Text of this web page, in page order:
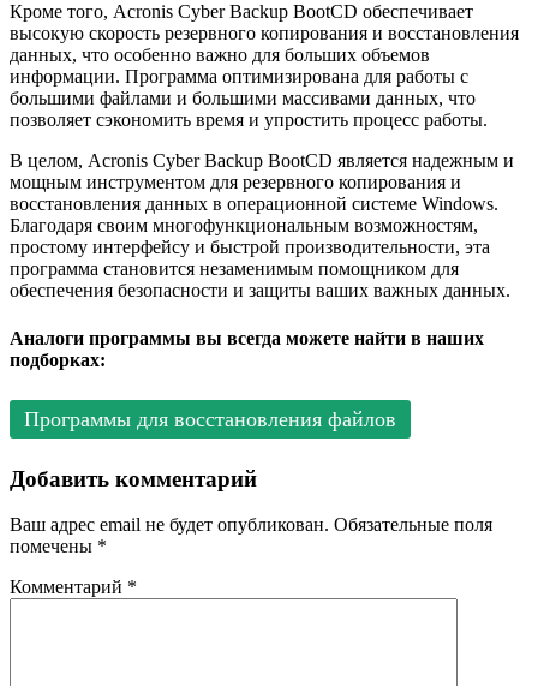
Кроме того, Acronis Cyber Backup BootCD обеспечивает
высокую скорость резервного копирования и восстановления
данных, что особенно важно для больших объемов
информации. Программа оптимизирована для работы с
большими файлами и большими массивами данных, что
позволяет сэкономить время и упростить процесс работы.
В целом, Acronis Cyber Backup BootCD является надежным и
мощным инструментом для резервного копирования и
восстановления данных в операционной системе Windows.
Благодаря своим многофункциональным возможностям,
простому интерфейсу и быстрой производительности, эта
программа становится незаменимым помощником для
обеспечения безопасности и защиты ваших важных данных.
Аналоги программы вы всегда можете найти в наших
подборках:
Программы для восстановления файлов
Добавить комментарий
Ваш адрес email не будет опубликован. Обязательные поля
помечены *
Комментарий *